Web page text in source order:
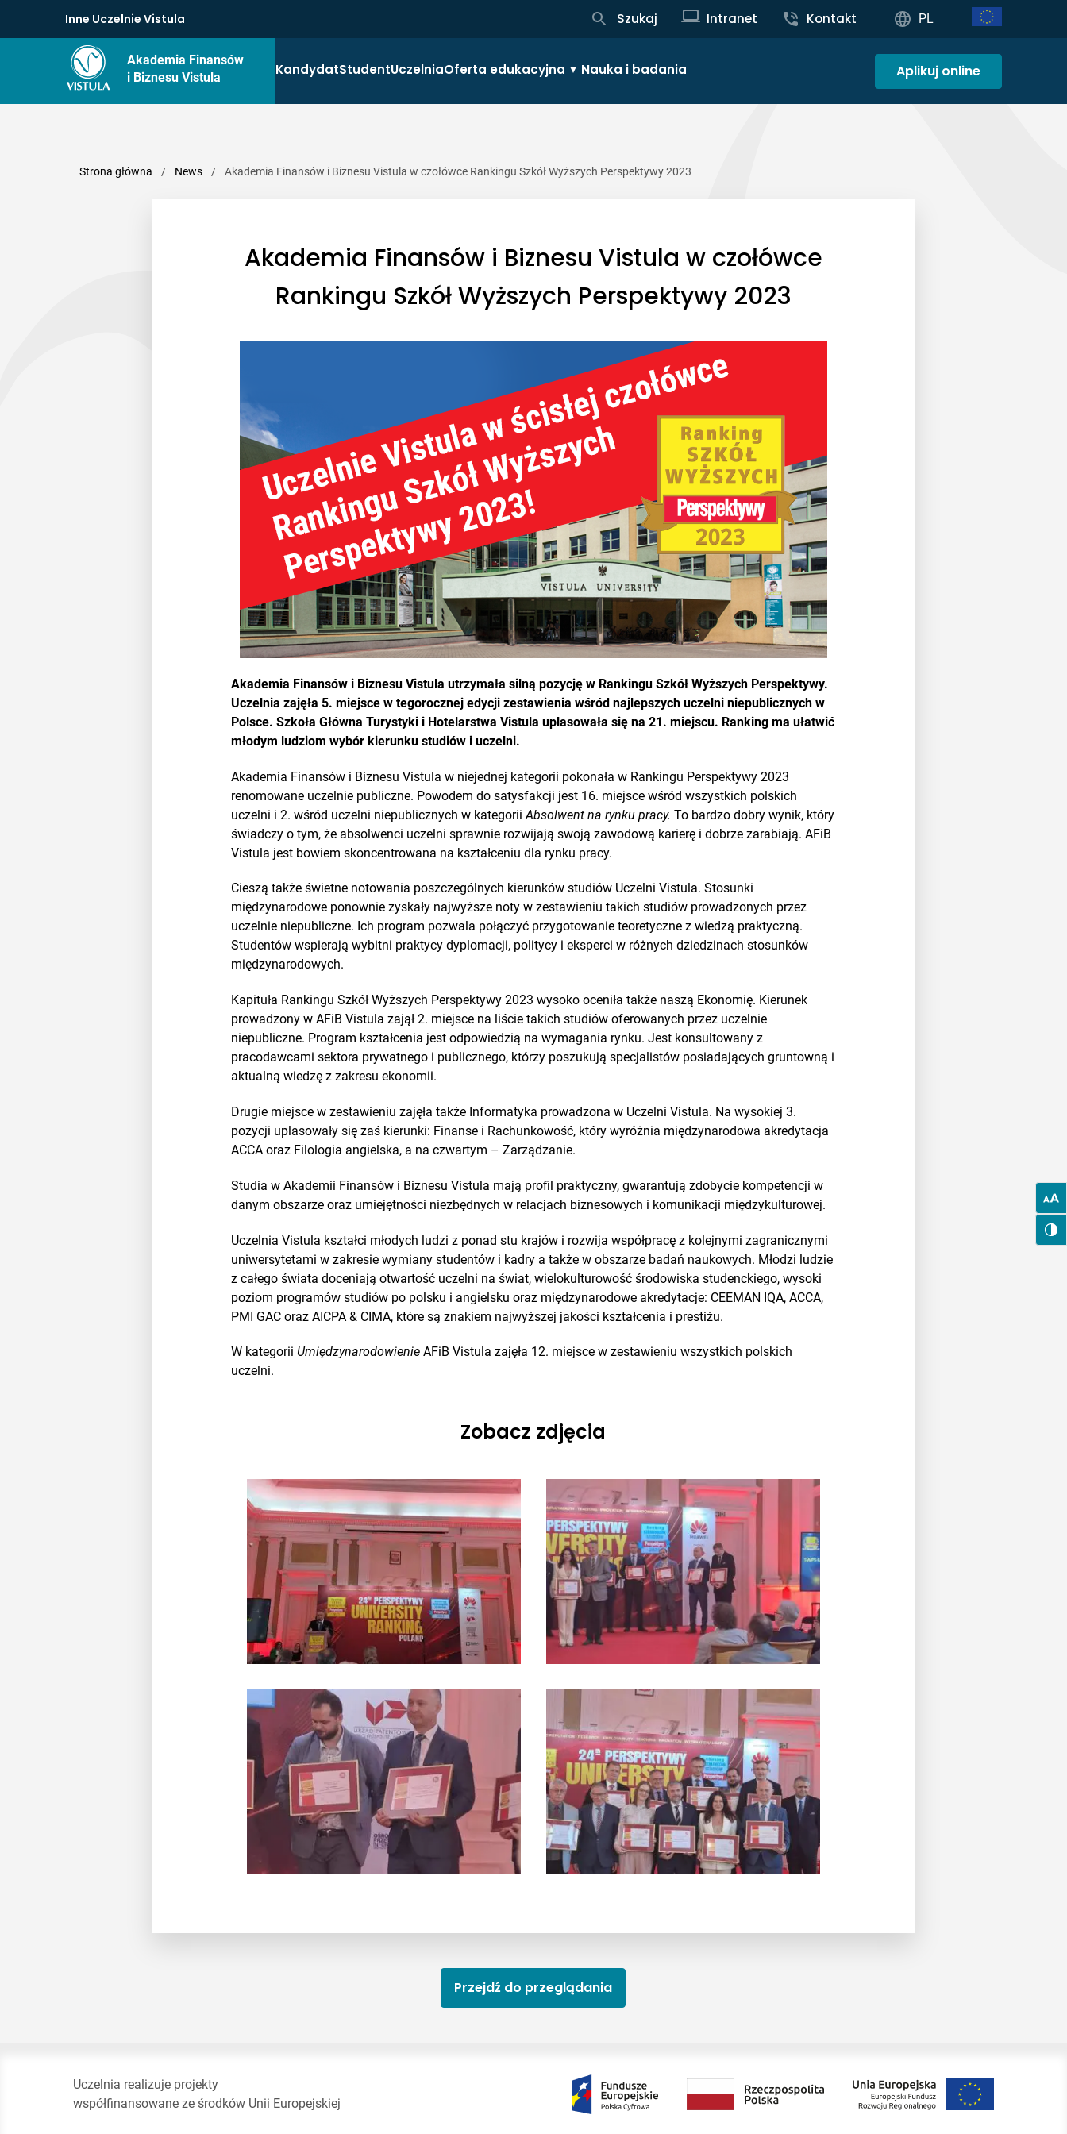
Inne Uczelnie Vistula Szukaj Intranet Kontakt PL
Akademia Finansów
i Biznesu Vistula
KandydatStudentUczelniaOferta edukacyjna Nauka i badania Aplikuj online
Strona główna / News / Akademia Finansów i Biznesu Vistula w czołówce Rankingu Szkół Wyższych Perspektywy 2023
Akademia Finansów i Biznesu Vistula w czołówce
Rankingu Szkół Wyższych Perspektywy 2023
Akademia Finansów i Biznesu Vistula utrzymała silną pozycję w Rankingu Szkół Wyższych Perspektywy.
Uczelnia zajęła 5. miejsce w tegorocznej edycji zestawienia wśród najlepszych uczelni niepublicznych w
Polsce. Szkoła Główna Turystyki i Hotelarstwa Vistula uplasowała się na 21. miejscu. Ranking ma ułatwić
młodym ludziom wybór kierunku studiów i uczelni.
Akademia Finansów i Biznesu Vistula w niejednej kategorii pokonała w Rankingu Perspektywy 2023
renomowane uczelnie publiczne. Powodem do satysfakcji jest 16. miejsce wśród wszystkich polskich
uczelni i 2. wśród uczelni niepublicznych w kategoriiAbsolwent na rynku pracy. To bardzo dobry wynik, który
świadczy o tym, że absolwenci uczelni sprawnie rozwijają swoją zawodową karierę i dobrze zarabiają. AFiB
Vistula jest bowiem skoncentrowana na kształceniu dla rynku pracy.
Cieszą także świetne notowania poszczególnych kierunków studiów Uczelni Vistula. Stosunki
międzynarodowe ponownie zyskały najwyższe noty w zestawieniu takich studiów prowadzonych przez
uczelnie niepubliczne. Ich program pozwala połączyć przygotowanie teoretyczne z wiedzą praktyczną.
Studentów wspierają wybitni praktycy dyplomacji, politycy i eksperci w różnych dziedzinach stosunków
międzynarodowych.
Kapituła Rankingu Szkół Wyższych Perspektywy 2023 wysoko oceniła także naszą Ekonomię. Kierunek
prowadzony w AFiB Vistula zajął 2. miejsce na liście takich studiów oferowanych przez uczelnie
niepubliczne. Program kształcenia jest odpowiedzią na wymagania rynku. Jest konsultowany z
pracodawcami sektora prywatnego i publicznego, którzy poszukują specjalistów posiadających gruntowną i
aktualną wiedzę z zakresu ekonomii.
Drugie miejsce w zestawieniu zajęła także Informatyka prowadzona w Uczelni Vistula. Na wysokiej 3.
pozycji uplasowały się zaś kierunki: Finanse i Rachunkowość, który wyróżnia międzynarodowa akredytacja
ACCA oraz Filologia angielska, a na czwartym – Zarządzanie.
Studia w Akademii Finansów i Biznesu Vistula mają profil praktyczny, gwarantują zdobycie kompetencji w
danym obszarze oraz umiejętności niezbędnych w relacjach biznesowych i komunikacji międzykulturowej.
Uczelnia Vistula kształci młodych ludzi z ponad stu krajów i rozwija współpracę z kolejnymi zagranicznymi
uniwersytetami w zakresie wymiany studentów i kadry a także w obszarze badań naukowych. Młodzi ludzie
z całego świata doceniają otwartość uczelni na świat, wielokulturowość środowiska studenckiego, wysoki
poziom programów studiów po polsku i angielsku oraz międzynarodowe akredytacje: CEEMAN IQA, ACCA,
PMI GAC oraz AICPA & CIMA, które są znakiem najwyższej jakości kształcenia i prestiżu.
W kategorii UmiędzynarodowienieAFiB Vistula zajęła 12. miejsce w zestawieniu wszystkich polskich
uczelni.
Zobacz zdjęcia
Przejdź do przeglądania
Uczelnia realizuje projekty
współfinansowane ze środków Unii Europejskiej